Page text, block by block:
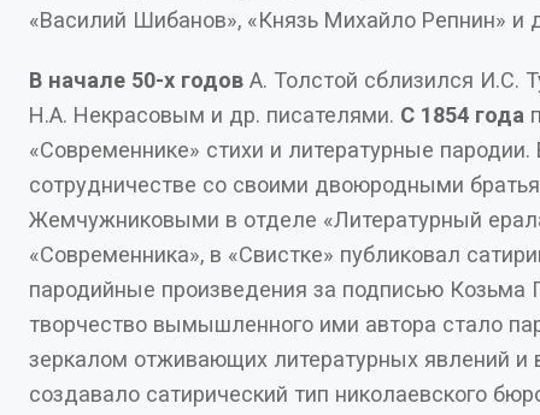
«Василий Шибанов», «Князь Михайло Репнин»
В начале 50-х годов А. Толстой сблизился И.С.
Н.А. Некрасовым и др. писателями.
С 1854 года
«Современнике» стихи и литературные пародии.
сотрудничестве со своими двоюродными
Жемчужниковыми в отделе «Литературный ералаш»
«Современника», в «Свистке» публиковал сатирико-
пародийные произведения за подписью Козьма
творчество вымышленного ими автора стало пародийным
зеркалом отживающих литературных явлений и вместе с тем
создавало сатирический тип николаевского